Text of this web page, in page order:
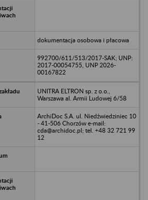
dokumentacja osobowa i płacowa
992700/611/513/2017-SAK; UNP:
2017-00054755, UNP 2026-
00167822
UNITRA ELTRON sp. z o.o.,
Warszawa al. Armii Ludowej 6/58
ArchiDoc S.A. ul. Niedźwiedziniec 10
- 41-506 Chorzów e-mail:
cda@archidoc.pl; tel. +48 32 721 99
12